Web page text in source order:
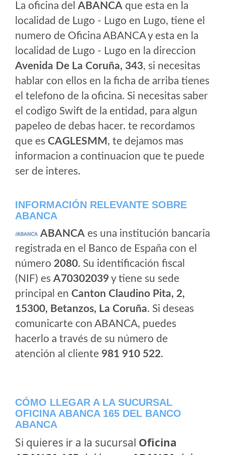
La oficina del ABANCA que esta en la
localidad de Lugo - Lugo en Lugo, tiene el
numero de Oficina ABANCA y esta en la
localidad de Lugo - Lugo en la direccion
Avenida De La Coruña, 343, si necesitas
hablar con ellos en la ficha de arriba tienes
el telefono de la oficina. Si necesitas saber
el codigo Swift de la entidad, para algun
papeleo de debas hacer. te recordamos
que es CAGLESMM , te dejamos mas
informacion a continuacion que te puede
ser de interes.
INFORMACIÓN RELEVANTE SOBRE
ABANCA
ABANCA es una institución bancaria
registrada en el Banco de España con el
número 2080. Su identificación fiscal
(NIF) es A70302039 y tiene su sede
principal en Canton Claudino Pita, 2,
15300, Betanzos, La Coruña. Si deseas
comunicarte con ABANCA, puedes
hacerlo a través de su número de
atención al cliente 981 910 522.
CÓMO LLEGAR A LA SUCURSAL
OFICINA ABANCA 165 DEL BANCO
ABANCA
Si quieres ir a la sucursal Oficina